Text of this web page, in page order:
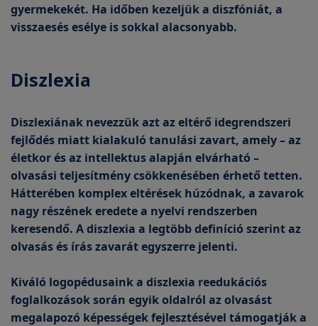
gyermekekét. Ha időben kezeljük a diszfóniát, a
visszaesés esélye is sokkal alacsonyabb.
Diszlexia
Diszlexiának nevezzük azt az eltérő idegrendszeri
fejlődés miatt kialakuló tanulási zavart, amely – az
életkor és az intellektus alapján elvárható –
olvasási teljesítmény csökkenésében érhető tetten.
Hátterében komplex eltérések húzódnak, a zavarok
nagy részének eredete a nyelvi rendszerben
keresendő. A diszlexia a legtöbb definíció szerint az
olvasás és írás zavarát egyszerre jelenti.
Kiváló logopédusaink a diszlexia reedukációs
foglalkozások során egyik oldalról az olvasást
megalapozó képességek fejlesztésével támogatják a